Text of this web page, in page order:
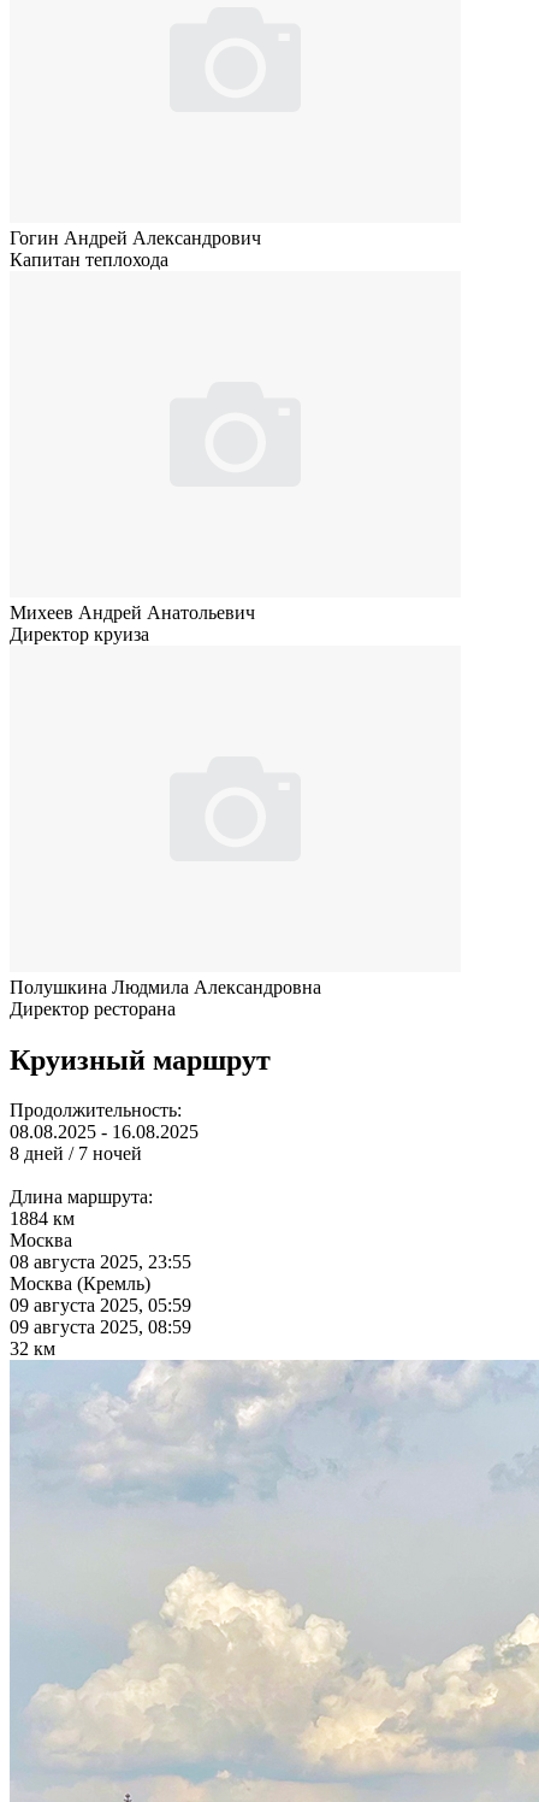
Гогин Андрей Александрович
Капитан теплохода
Михеев Андрей Анатольевич
Директор круиза
Полушкина Людмила Александровна
Директор ресторана
Круизный маршрут
Продолжительность:
08.08.2025 - 16.08.2025
8 дней / 7 ночей
Длина маршрута:
1884 км
Москва
08 августа 2025, 23:55
Москва (Кремль)
09 августа 2025, 05:59
09 августа 2025, 08:59
32 км